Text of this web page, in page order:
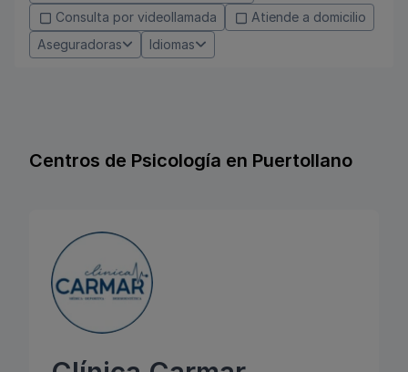
Consulta por videollamada
Atiende a domicilio
Aseguradoras
Idiomas
Centros de Psicología en Puertollano